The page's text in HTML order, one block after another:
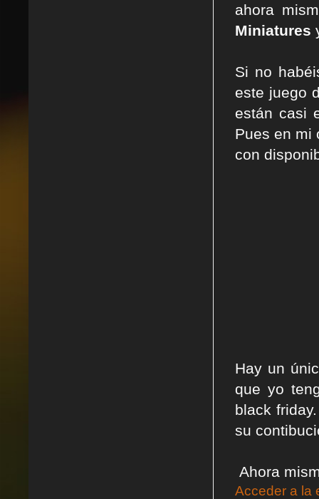
ahora
Miniatures
Si no
este juego
están casi
Pues en mi
con
Hay un
que yo
black
su
Ahora
Acceder a la